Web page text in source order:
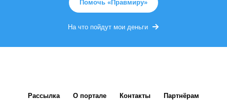
Помочь «Правмиру»
На что пойдут мои деньги
Рассылка О портале Контакты Партнёрам